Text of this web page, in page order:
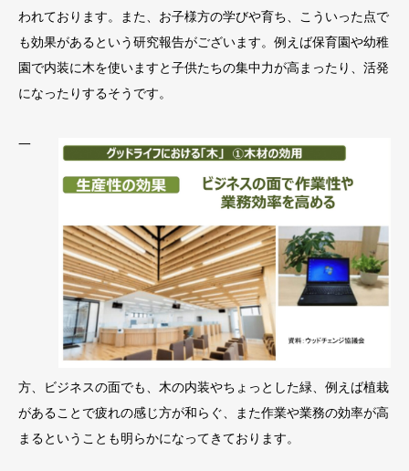
われております。また、お子様方の学びや育ち、こういった点で
も効果があるという研究報告がございます。例えば保育園や幼稚
園で内装に木を使いますと子供たちの集中力が高まったり、活発
になったりするそうです。
一
方、ビジネスの面でも、木の内装やちょっとした緑、例えば植栽
があることで疲れの感じ方が和らぐ、また作業や業務の効率が高
まるということも明らかになってきております。